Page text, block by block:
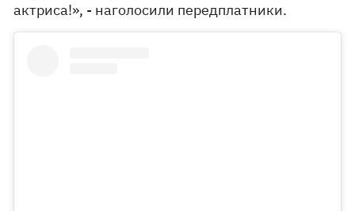
актриса!», - наголосили передплатники.